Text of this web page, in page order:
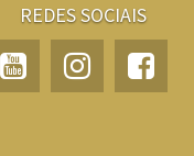
REDES SOCIAIS